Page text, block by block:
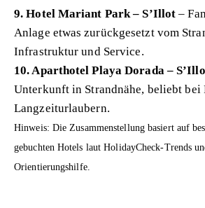
9. Hotel Mariant Park – S’Illot –
Anlage etwas zurückgesetzt vom
Infrastruktur und Service.
10. Aparthotel Playa Dorada –
Unterkunft in Strandnähe, beliebt bei
Langzeiturlaubern.
Hinweis: Die Zusammenstellung basiert auf
gebuchten Hotels laut HolidayCheck-Trends
Orientierungshilfe.